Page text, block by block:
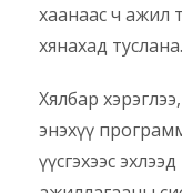
хаанаас ч ажил
хянахад туслана.
Хялбар
энэхүү
үүсгэхээс